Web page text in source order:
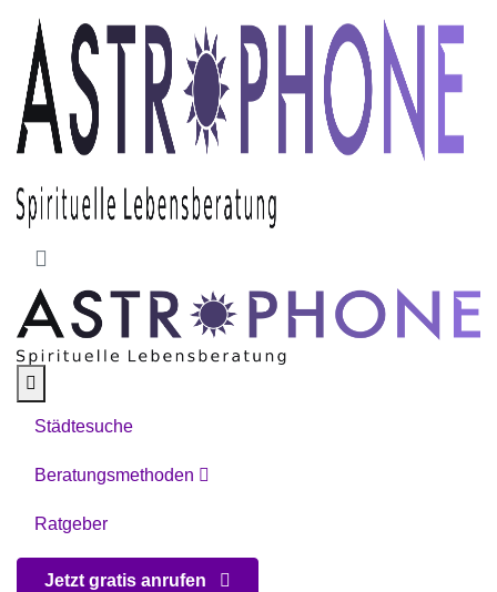
Skip to main content
Städtesuche
Beratungsmethoden
Ratgeber
Jetzt gratis anrufen